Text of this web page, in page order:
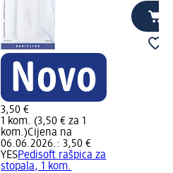
3,50 €
1 kom. (3,50 € za 1
kom.)Cijena na
06.06.2026.: 3,50 €
YESPedisoft rašpica za
stopala, 1 kom.